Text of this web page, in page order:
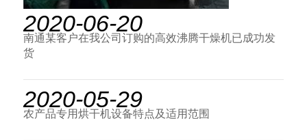
2020-06-20
南通某客户在我公司订购的高效沸腾干燥机已成功发
货
2020-05-29
农产品专用烘干机设备特点及适用范围